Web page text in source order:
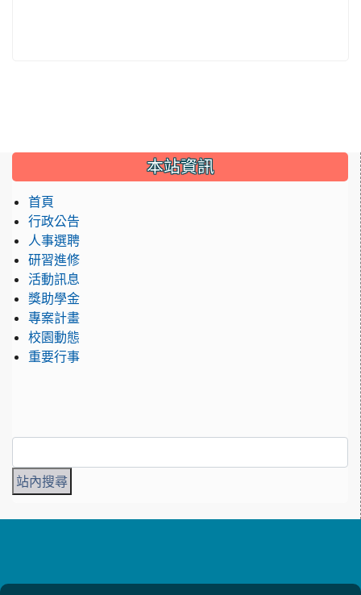
::: 本站資訊
首頁
行政公告
人事選聘
研習進修
活動訊息
獎助學金
專案計畫
校園動態
重要行事